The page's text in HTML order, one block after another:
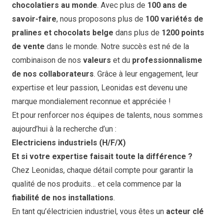
chocolatiers au monde. Avec plus de 100 ans de
savoir-faire, nous proposons plus de 100 variétés de
pralines et chocolats belge dans plus de 1200 points
de vente dans le monde. Notre succès est né de la
combinaison de nos valeurs et du professionnalisme
de nos collaborateurs. Grâce à leur engagement, leur
expertise et leur passion, Leonidas est devenu une
marque mondialement reconnue et appréciée !
Et pour renforcer nos équipes de talents, nous sommes
aujourd’hui à la recherche d’un :
Electriciens industriels (H/F/X)
Et si votre expertise faisait toute la différence ?
Chez Leonidas, chaque détail compte pour garantir la
qualité de nos produits… et cela commence par la
fiabilité de nos installations.
En tant qu’électricien industriel, vous êtes un acteur clé